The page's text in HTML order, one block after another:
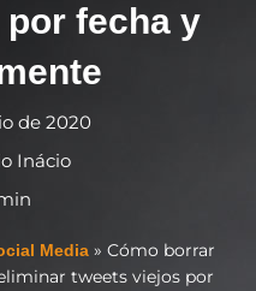
fecha y
de 2020
Inácio
Media » Cómo borrar
tweets viejos por